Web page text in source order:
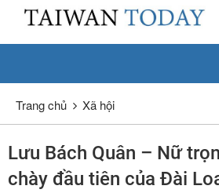
Chuyển đến nội dung chính
Trang chủ Xã hội
Lưu Bách Quân – Nữ
chày đầu tiên của Đài